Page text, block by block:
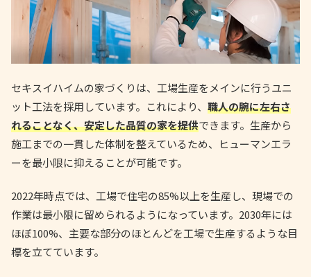
セキスイハイムの家づくりは、工場生産をメインに行うユニ
ット工法を採用しています。これにより、 職人の腕に左右さ
れることなく、安定した品質の家を提供できます。生産から
施工までの一貫した体制を整えているため、ヒューマンエラ
ーを最小限に抑えることが可能です。
2022年時点では、工場で住宅の85%以上を生産し、現場での
作業は最小限に留められるようになっています。2030年には
ほぼ100%、主要な部分のほとんどを工場で生産するような目
標を立てています。